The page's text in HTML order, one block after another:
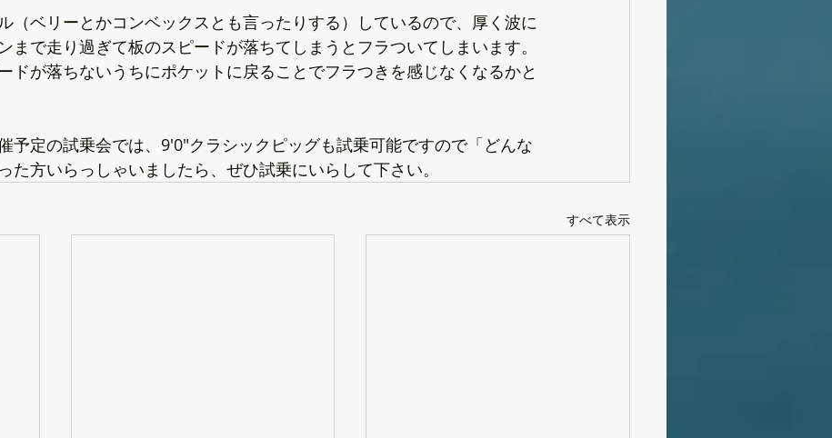
（ベリーとかコンベックスとも言ったりする）しているので、厚く波に
まで走り過ぎて板のスピードが落ちてしまうとフラついてしまいます。
ドが落ちないうちにポケットに戻ることでフラつきを感じなくなるかと
予定の試乗会では、9'0"クラシックピッグも試乗可能ですので「どんな
た方いらっしゃいましたら、ぜひ試乗にいらして下さい。
すべて表示